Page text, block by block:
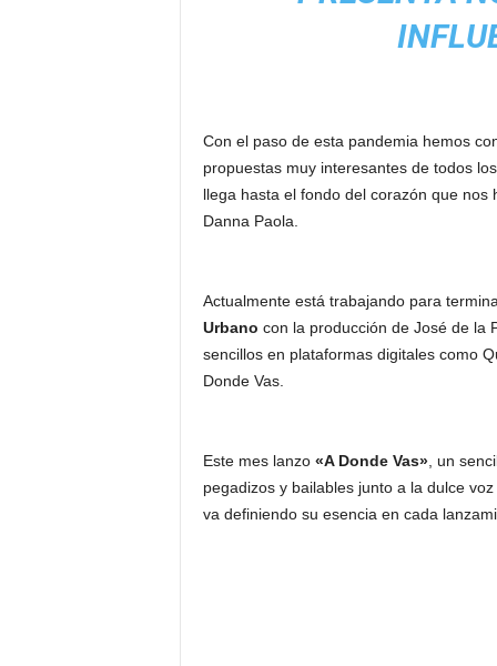
Con el paso de esta pandemia hemos
propuestas muy interesantes de todos
llega hasta el fondo del corazón que
Danna Paola.
Actualmente está trabajando para
Urbano con la producción de José de la
sencillos en plataformas digitales como
Donde Vas.
Este mes lanzo «A Donde Vas», un
pegadizos y bailables junto a la dulce
va definiendo su esencia en cada